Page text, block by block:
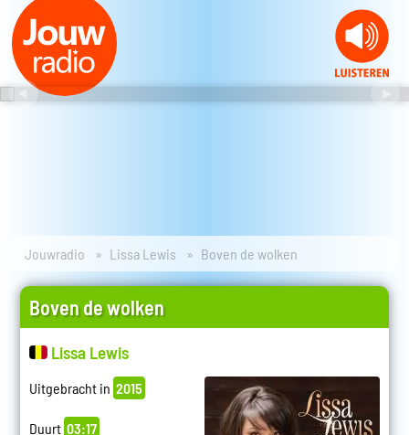
Jouwradio Lissa Lewis Boven de wolken
Boven de wolken
Lissa Lewis
Uitgebracht in 2015
Duurt 03:17